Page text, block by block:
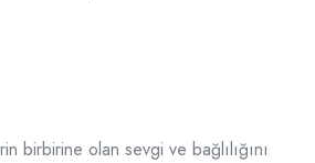
birbirine olan sevgi ve bağlılığını